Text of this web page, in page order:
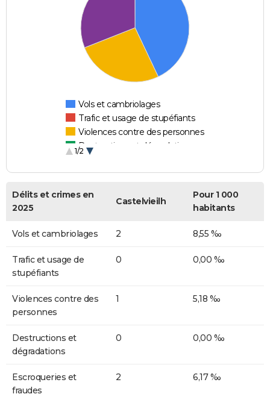
Vols et cambriolages
Trafic et usage de stupéfiants
Violences contre des personnes
Destructions et dégradations
1/2
Délits et crimes en
2025
Castelvieilh
Pour 1 000
habitants
Vols et cambriolages 2 8,55 ‰
Trafic et usage de
stupéfiants
0 0,00 ‰
Violences contre des
personnes
1 5,18 ‰
Destructions et
dégradations
0 0,00 ‰
Escroqueries et
fraudes
2 6,17 ‰